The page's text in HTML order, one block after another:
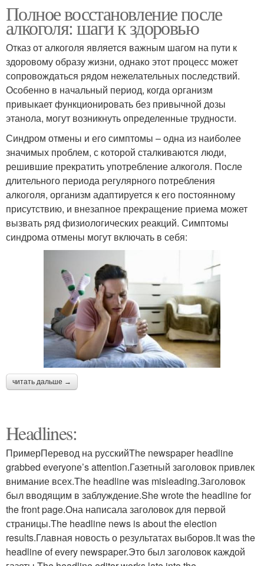
Полное восстановление после
алкоголя: шаги к здоровью
Отказ от алкоголя является важным шагом на пути к
здоровому образу жизни, однако этот процесс может
сопровождаться рядом нежелательных последствий.
Особенно в начальный период, когда организм
привыкает функционировать без привычной дозы
этанола, могут возникнуть определенные трудности.
Синдром отмены и его симптомы – одна из наиболее
значимых проблем, с которой сталкиваются люди,
решившие прекратить употребление алкоголя. После
длительного периода регулярного потребления
алкоголя, организм адаптируется к его постоянному
присутствию, и внезапное прекращение приема может
вызвать ряд физиологических реакций. Симптомы
синдрома отмены могут включать в себя:
читать дальше →
Headlines:
ПримерПеревод на русскийThe newspaper headline
grabbed everyone’s attention.Газетный заголовок привлек
внимание всех.The headline was misleading.Заголовок
был вводящим в заблуждение.She wrote the headline for
the front page.Она написала заголовок для первой
страницы.The headline news is about the election
results.Главная новость о результатах выборов.It was the
headline of every newspaper.Это был заголовок каждой